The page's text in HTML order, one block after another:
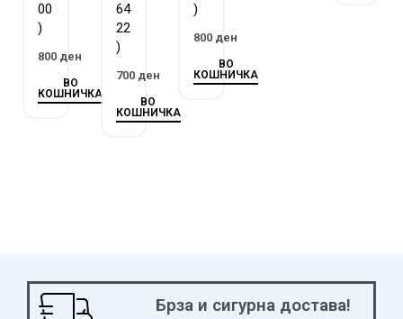
00
)
800 ден
ВО
КОШНИЧКА
64
22
)
700 ден
ВО
КОШНИЧКА
)
800 ден
ВО
КОШНИЧКА
Брза и сигурна достава!